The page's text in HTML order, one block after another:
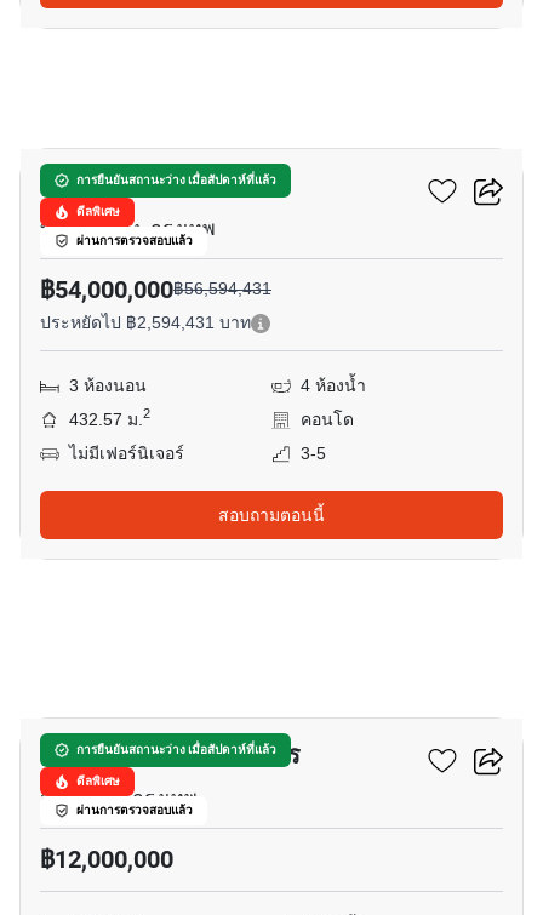
การยืนยันสถานะว่าง เมื่อสัปดาห์ที่แล้ว
ดีลพิเศษ
ผ่านการตรวจสอบแล้ว
เดอะ พาโน พระราม 3
บางโพงพาง, กรุงเทพ
฿54,000,000฿56,594,431
ประหยัดไป ฿2,594,431 บาท
3 ห้องนอน
4 ห้องน้ำ
432.57 ม.2
คอนโด
ไม่มีเฟอร์นิเจอร์
3-5
สอบถามตอนนี้
การยืนยันสถานะว่าง เมื่อสัปดาห์ที่แล้ว
ดีลพิเศษ
ผ่านการตรวจสอบแล้ว
รอยัล คาสเทิล พัฒนาการ
สวนหลวง, กรุงเทพ
฿12,000,000